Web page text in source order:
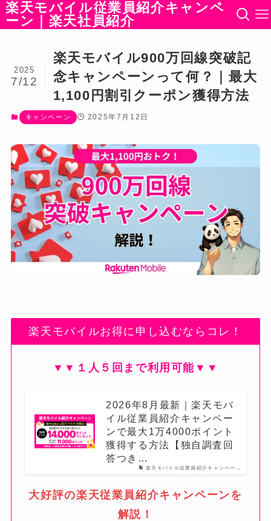
楽天モバイル従業員紹介キャンペ
ーン｜楽天社員紹介
楽天モバイル900万回線突破記
念キャンペーンって何？｜最大
1,100円割引クーポン獲得方法
2025
7/12
キャンペーン 2025年7月12日
楽天モバイルお得に申し込むならコレ！
▼▼１人５回まで利用可能▼▼
楽天モバイル従業員紹介キャンペー…
2026年8月最新｜楽天モバ
イル従業員紹介キャンペー
ンで最大1万4000ポイント
獲得する方法【独自調査回
答つき…
大好評の楽天従業員紹介キャンペーンを
解説！